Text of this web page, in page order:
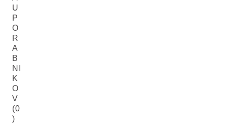
U
P
O
R
A
B
NI
K
O
V
(0
)